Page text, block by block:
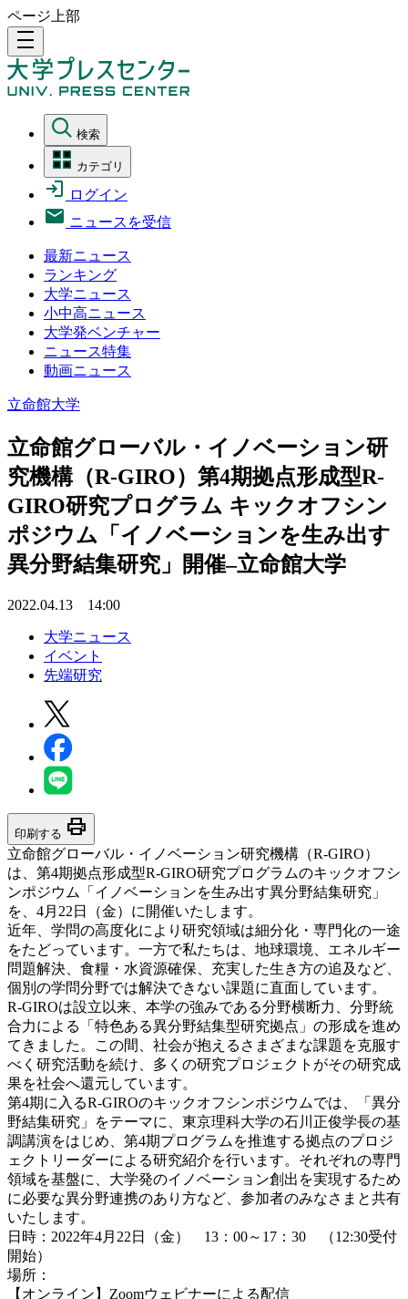
ページ上部
density_medium
検索
カテゴリ
ログイン
ニュースを受信
最新ニュース
ランキング
大学ニュース
小中高ニュース
大学発ベンチャー
ニュース特集
動画ニュース
立命館大学
立命館グローバル・イノベーション研
究機構（R-GIRO）第4期拠点形成型R-
GIRO研究プログラム キックオフシン
ポジウム「イノベーションを生み出す
異分野結集研究」開催–立命館大学
2022.04.13 14:00
大学ニュース
イベント
先端研究
印刷する print
立命館グローバル・イノベーション研究機構（R-GIRO）
は、第4期拠点形成型R-GIRO研究プログラムのキックオフシ
ンポジウム「イノベーションを生み出す異分野結集研究」
を、4月22日（金）に開催いたします。
近年、学問の高度化により研究領域は細分化・専門化の一途
をたどっています。一方で私たちは、地球環境、エネルギー
問題解決、食糧・水資源確保、充実した生き方の追及など、
個別の学問分野では解決できない課題に直面しています。
R-GIROは設立以来、本学の強みである分野横断力、分野統
合力による「特色ある異分野結集型研究拠点」の形成を進め
てきました。この間、社会が抱えるさまざまな課題を克服す
べく研究活動を続け、多くの研究プロジェクトがその研究成
果を社会へ還元しています。
第4期に入るR-GIROのキックオフシンポジウムでは、「異分
野結集研究」をテーマに、東京理科大学の石川正俊学長の基
調講演をはじめ、第4期プログラムを推進する拠点のプロジ
ェクトリーダーによる研究紹介を行います。それぞれの専門
領域を基盤に、大学発のイノベーション創出を実現するため
に必要な異分野連携のあり方など、参加者のみなさまと共有
いたします。
日時：2022年4月22日（金） 13：00～17：30 （12:30受付
開始）
場所：
【オンライン】Zoomウェビナーによる配信